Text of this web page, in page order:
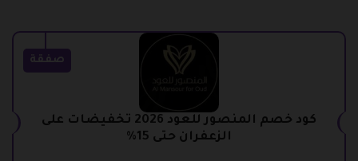
صفقة
كود خصم المنصور للعود 2026 تخفيضات على
الزعفران حتى 15%